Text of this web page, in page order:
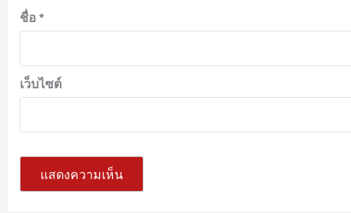
ชื่อ *
เว็บไซต์